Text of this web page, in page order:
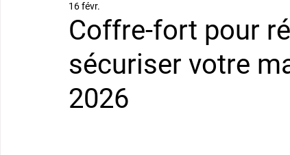
Coffre-fort pour
sécuriser votre
2026
16 févr.